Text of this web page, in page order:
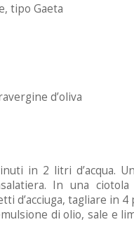
tipo Gaeta
d’oliva
in 2 litri d’acqua.
In una
d’acciuga, tagliare in
di olio, sale e